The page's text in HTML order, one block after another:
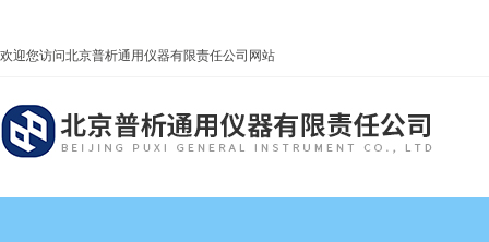
欢迎您访问北京普析通用仪器有限责任公司网站